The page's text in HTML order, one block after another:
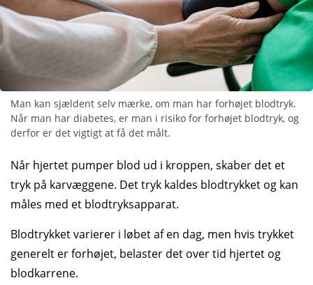
Man kan sjældent selv mærke, om man har forhøjet blodtryk.
Når man har diabetes, er man i risiko for forhøjet blodtryk, og
derfor er det vigtigt at få det målt.
Når hjertet pumper blod ud i kroppen, skaber det et
tryk på kar­væggene. Det tryk kaldes blod­trykket og kan
måles med et blodtryks­apparat.
Blod­trykket varierer i løbet af en dag, men hvis trykket
generelt er forhøjet, belaster det over tid hjertet og
blod­karrene.